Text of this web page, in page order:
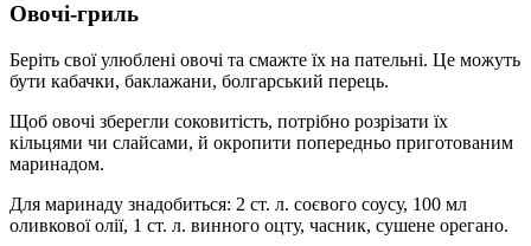
Овочі-гриль
Беріть свої улюблені овочі та смажте їх на пательні. Це можуть
бути кабачки, баклажани, болгарський перець.
Щоб овочі зберегли соковитість, потрібно розрізати їх
кільцями чи слайсами, й окропити попередньо приготованим
маринадом.
Для маринаду знадобиться: 2 ст. л. соєвого соусу, 100 мл
оливкової олії, 1 ст. л. винного оцту, часник, сушене орегано.